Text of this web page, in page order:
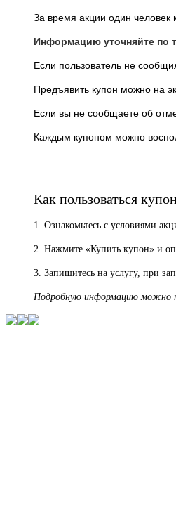
За время акции один человек
Информацию уточняйте по
Если пользователь не
Предъявить купон можно на
Если вы не сообщаете об
Каждым купоном можно
Как пользоваться
1. Ознакомьтесь с условиями
2. Нажмите «Купить купон» и
3. Запишитесь на услугу, при
Подробную информацию можно